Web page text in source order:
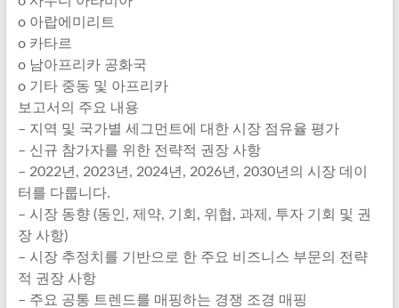
o 아랍에미리트
o 카타르
o 남아프리카 공화국
o 기타 중동 및 아프리카
보고서의 주요 내용
– 지역 및 국가별 세그먼트에 대한 시장 점유율 평가
– 신규 참가자를 위한 전략적 권장 사항
– 2022년, 2023년, 2024년, 2026년, 2030년의 시장 데이
터를 다룹니다.
– 시장 동향 (동인, 제약, 기회, 위협, 과제, 투자 기회 및 권
장 사항)
– 시장 추정치를 기반으로 한 주요 비즈니스 부문의 전략
적 권장 사항
– 주요 공통 트렌드를 매핑하는 경쟁 조경 매핑